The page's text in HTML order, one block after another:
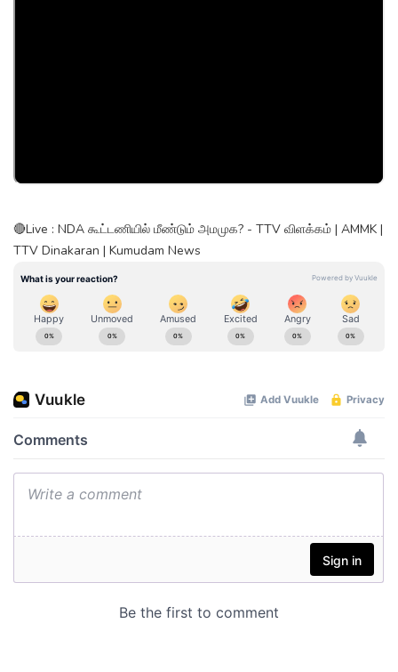
🔴Live : NDA கூட்டணியில் மீண்டும் அமமுக? - TTV விளக்கம் | AMMK |
TTV Dinakaran | Kumudam News